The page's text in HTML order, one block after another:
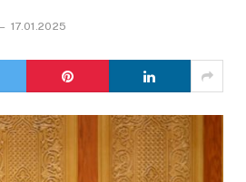
17.01.2025